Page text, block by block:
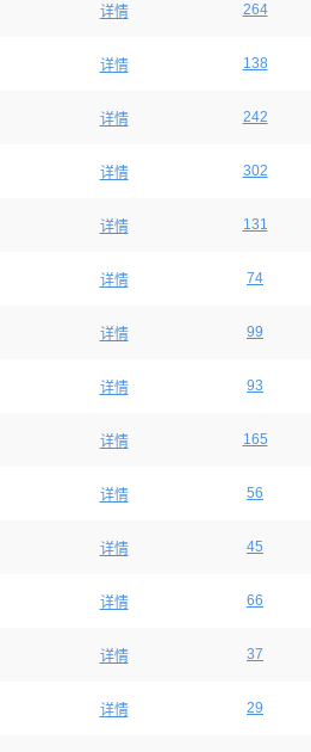
详情 264
详情 138
详情 242
详情 302
详情 131
详情 74
详情 99
详情 93
详情 165
详情 56
详情 45
详情 66
详情 37
详情 29